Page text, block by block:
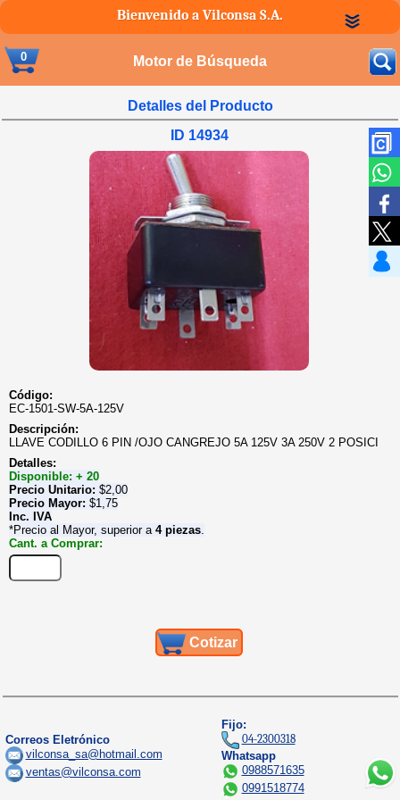
Bienvenido a Vilconsa S.A.
0 Motor de Búsqueda
Detalles del Producto
ID 14934
Código:
EC-1501-SW-5A-125V
Descripción:
LLAVE CODILLO 6 PIN /OJO CANGREJO 5A 125V 3A 250V 2 POSICI
Detalles:
Disponible: + 20
Precio Unitario: $2,00
Precio Mayor: $1,75
Inc. IVA
*Precio al Mayor, superior a 4 piezas
Cant. a Comprar:
Cotizar
Correos Eletrónico
vilconsa_sa@hotmail.com
ventas@vilconsa.com
Fijo:
04-2300318
Whatsapp
0988571635
0991518774